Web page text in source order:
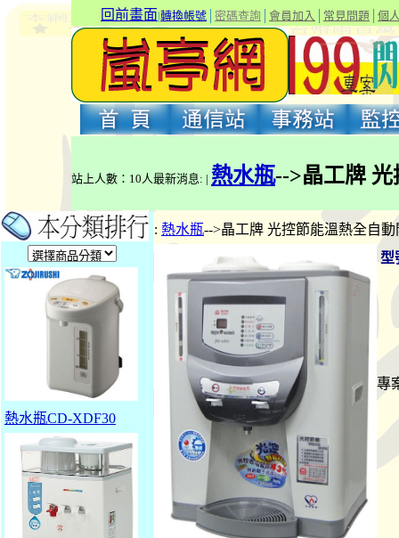
回前畫面|轉換帳號 密碼查詢 會員加入 常見問題 個
站上人數：10人最新消息: | 熱水瓶-->晶工牌 光
熱水瓶CD-XDF30
: 熱水瓶-->晶工牌 光控節能溫熱全自動
型
專